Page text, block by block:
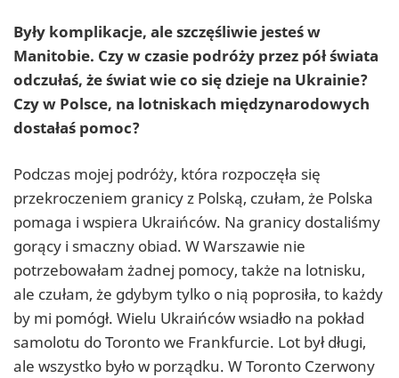
Były komplikacje, ale szczęśliwie jesteś w
Manitobie. Czy w czasie podróży przez pół świata
odczułaś, że świat wie co się dzieje na Ukrainie?
Czy w Polsce, na lotniskach międzynarodowych
dostałaś pomoc?
Podczas mojej podróży, która rozpoczęła się
przekroczeniem granicy z Polską, czułam, że Polska
pomaga i wspiera Ukraińców. Na granicy dostaliśmy
gorący i smaczny obiad. W Warszawie nie
potrzebowałam żadnej pomocy, także na lotnisku,
ale czułam, że gdybym tylko o nią poprosiła, to każdy
by mi pomógł. Wielu Ukraińców wsiadło na pokład
samolotu do Toronto we Frankfurcie. Lot był długi,
ale wszystko było w porządku. W Toronto Czerwony